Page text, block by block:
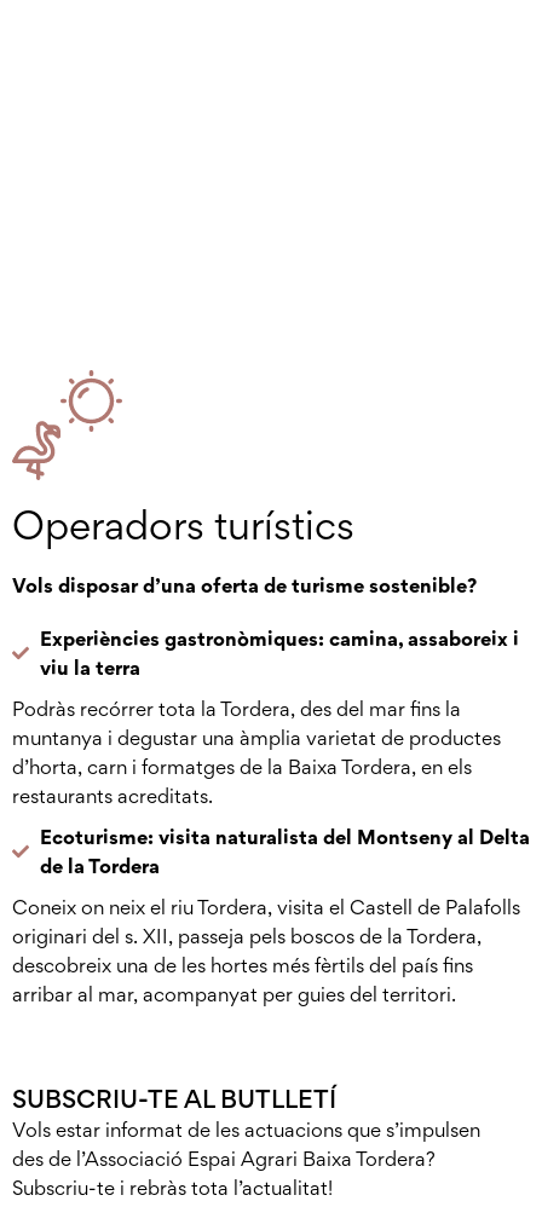
Operadors turístics
Vols disposar d’una oferta de turisme sostenible?
Experiències gastronòmiques: camina, assaboreix i
viu la terra
Podràs recórrer tota la Tordera, des del mar fins la
muntanya i degustar una àmplia varietat de productes
d’horta, carn i formatges de la Baixa Tordera, en els
restaurants acreditats.
Ecoturisme: visita naturalista del Montseny al Delta
de la Tordera
Coneix on neix el riu Tordera, visita el Castell de Palafolls
originari del s. XII, passeja pels boscos de la Tordera,
descobreix una de les hortes més fèrtils del país fins
arribar al mar, acompanyat per guies del territori.
SUBSCRIU-TE AL BUTLLETÍ
Vols estar informat de les actuacions que s’impulsen
des de l’Associació Espai Agrari Baixa Tordera?
Subscriu-te i rebràs tota l’actualitat!